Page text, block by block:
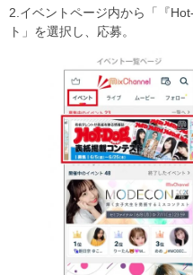
2.イベントページ内から「『
ト」を選択し、応募。